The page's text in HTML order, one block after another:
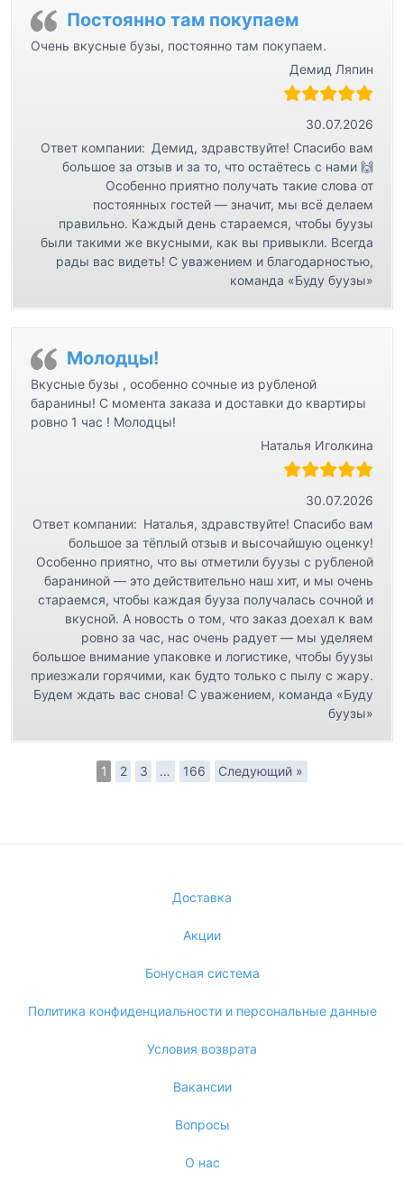
Постоянно там покупаем
Очень вкусные бузы, постоянно там покупаем.
Демид Ляпин
30.07.2026
Ответ компании: Демид, здравствуйте! Спасибо вам
большое за отзыв и за то, что остаётесь с нами 🙌
Особенно приятно получать такие слова от
постоянных гостей — значит, мы всё делаем
правильно. Каждый день стараемся, чтобы буузы
были такими же вкусными, как вы привыкли. Всегда
рады вас видеть! С уважением и благодарностью,
команда «Буду буузы»
Молодцы!
Вкусные бузы , особенно сочные из рубленой
баранины! С момента заказа и доставки до квартиры
ровно 1 час ! Молодцы!
Наталья Иголкина
30.07.2026
Ответ компании: Наталья, здравствуйте! Спасибо вам
большое за тёплый отзыв и высочайшую оценку!
Особенно приятно, что вы отметили буузы с рубленой
бараниной — это действительно наш хит, и мы очень
стараемся, чтобы каждая бууза получалась сочной и
вкусной. А новость о том, что заказ доехал к вам
ровно за час, нас очень радует — мы уделяем
большое внимание упаковке и логистике, чтобы буузы
приезжали горячими, как будто только с пылу с жару.
Будем ждать вас снова! С уважением, команда «Буду
буузы»
1 2 3 … 166 Следующий »
Доставка
Акции
Бонусная система
Политика конфиденциальности и персональные данные
Условия возврата
Вакансии
Вопросы
О нас